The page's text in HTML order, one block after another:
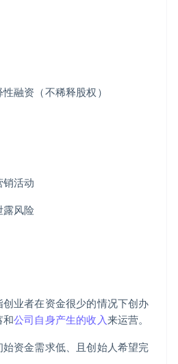
融资（不稀释股权）
活动
风险
创业者在资金很少的情况下创办
和公司自身产生的收入来运营。
始资金需求低、且创始人希望完